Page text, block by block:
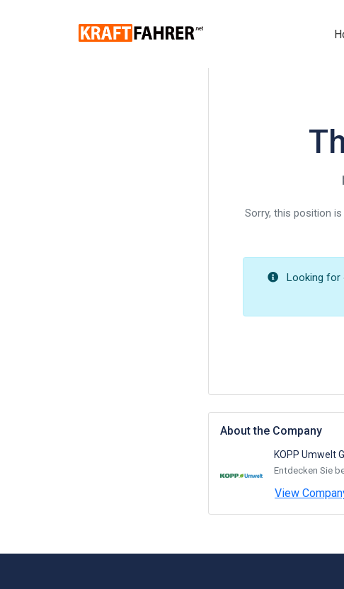
Sorry, this position
Looking for
About the Company
KOPP Umwelt
Entdecken Sie
View